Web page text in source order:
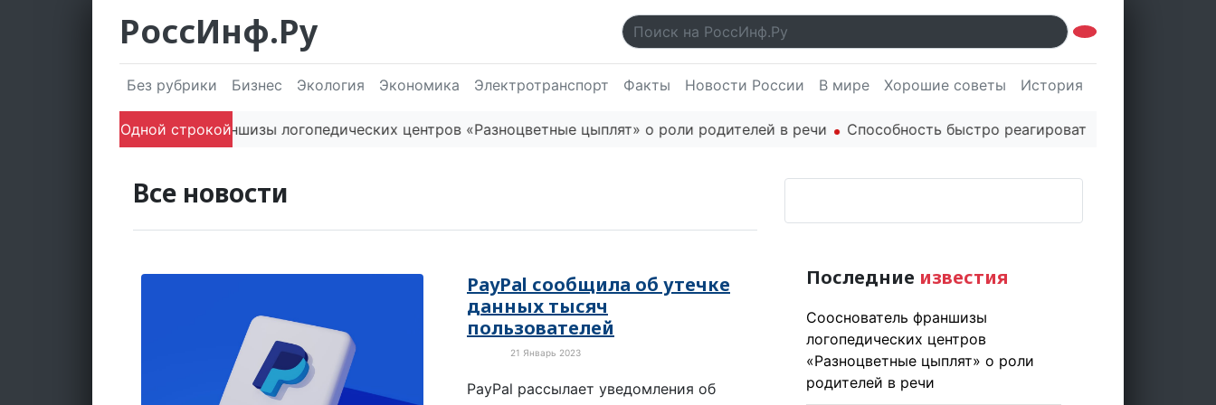
РоссИнф.Ру
Без рубрики Бизнес Экология Экономика Электротранспорт Факты Новости России В мире Хорошие советы История
Одной строкой
Сооснователь франшизы логопедических центров «Разноцветные цыплят» о роли родителей в речи Способность быстро реагировать через PR ценится
Все новости
PayPal сообщила об утечке
данных тысяч
пользователей
21 Январь 2023
PayPal рассылает уведомления об
Последние известия
Сооснователь франшизы
логопедических центров
«Разноцветные цыплят» о роли
родителей в речи